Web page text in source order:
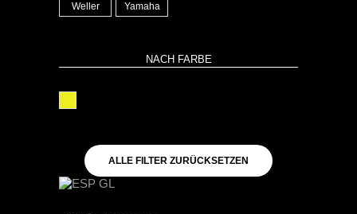
Weller Yamaha
NACH FARBE
ALLE FILTER ZURÜCKSETZEN